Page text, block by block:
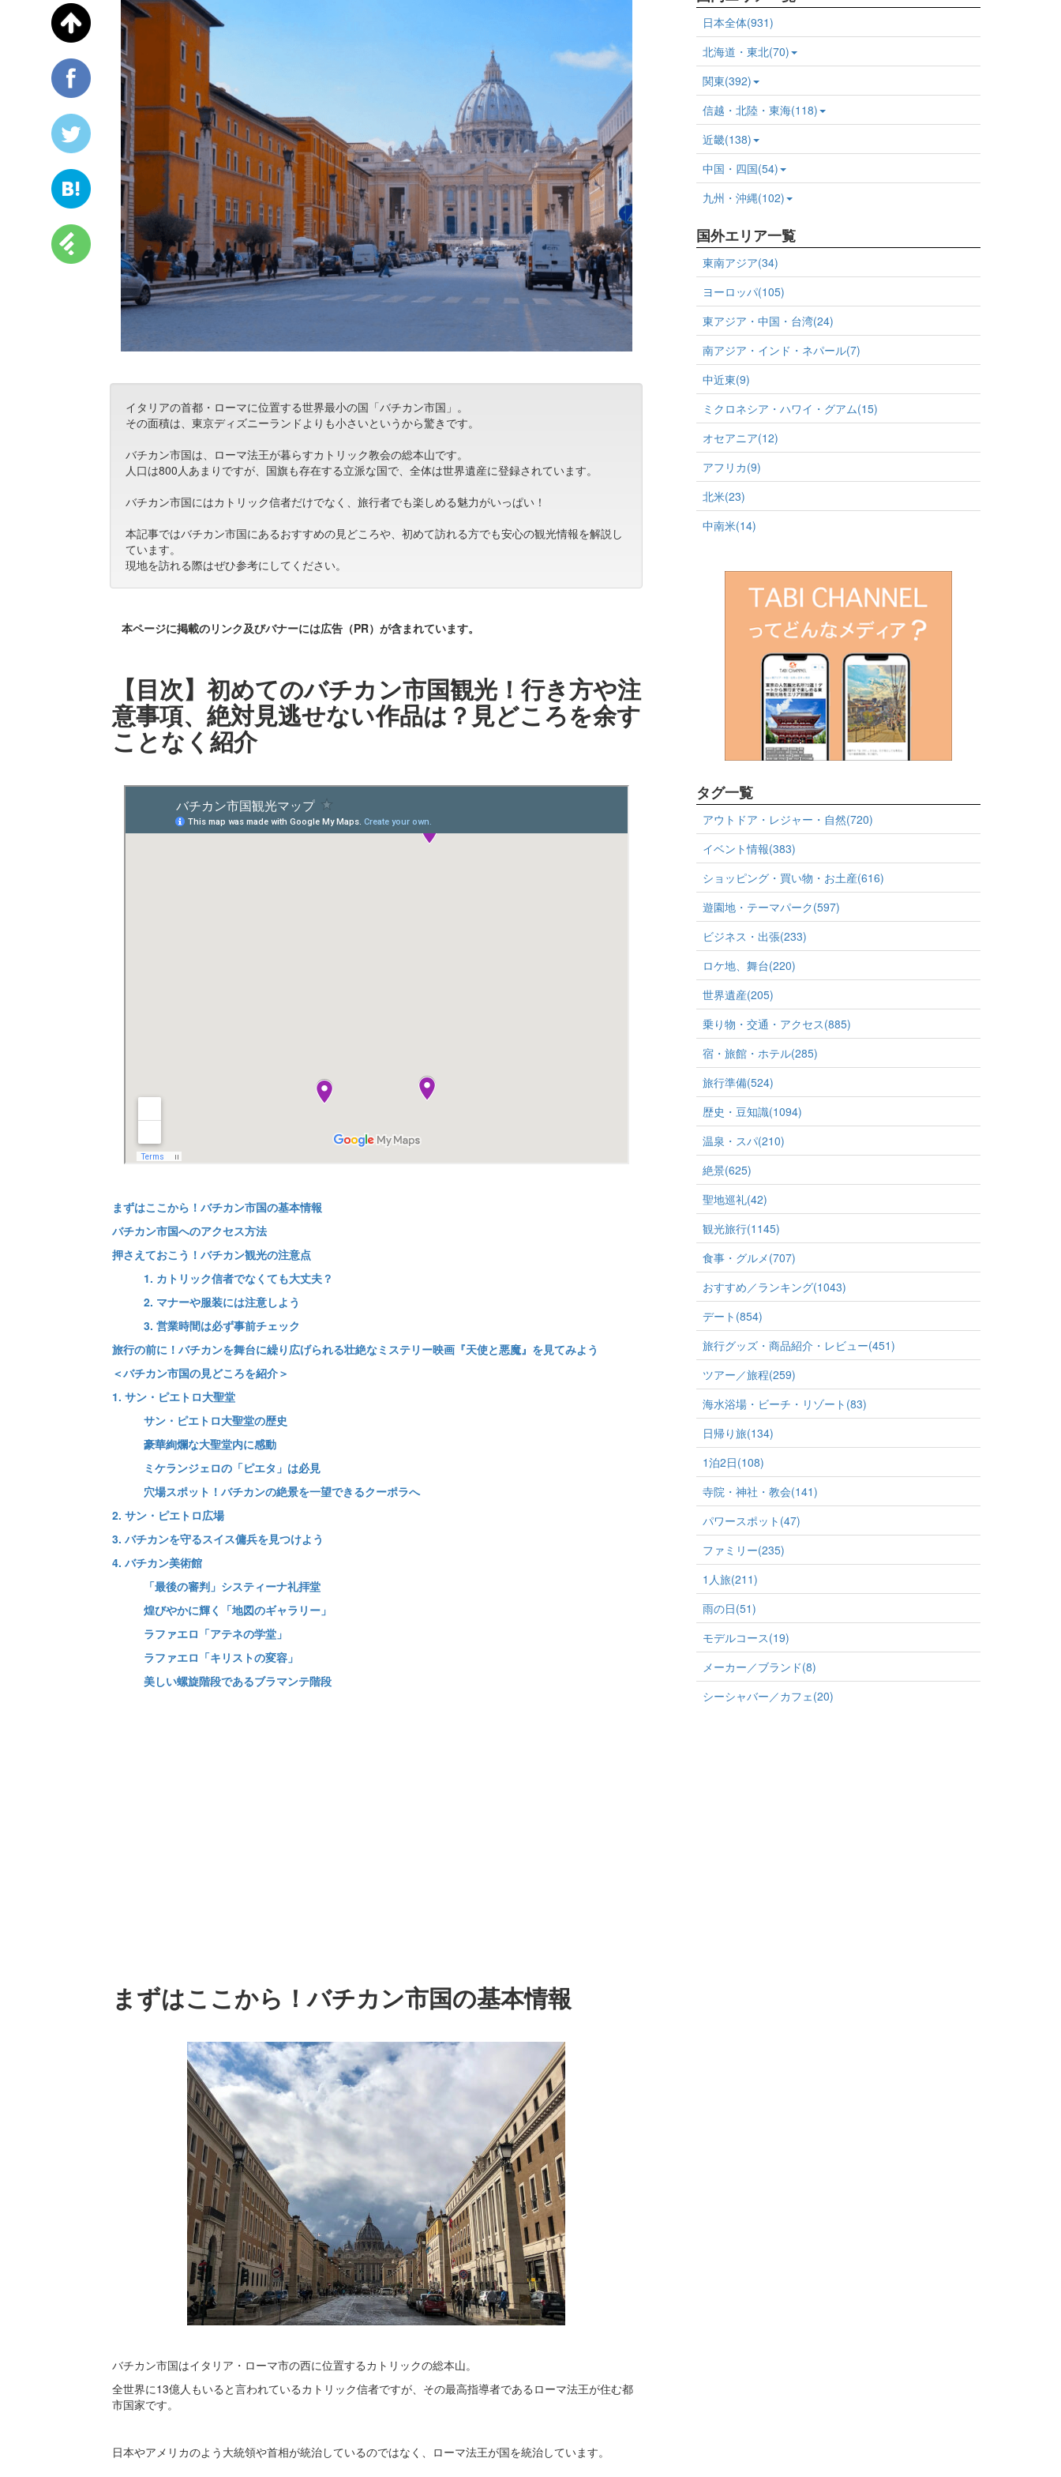
イタリアの首都・ローマに位置する世界最小の国「バチカン市国」。
その面積は、東京ディズニーランドよりも小さいというから驚きです。
バチカン市国は、ローマ法王が暮らすカトリック教会の総本山です。
人口は800人あまりですが、国旗も存在する立派な国で、全体は世界遺産に登録されています。
バチカン市国にはカトリック信者だけでなく、旅行者でも楽しめる魅力がいっぱい！
本記事ではバチカン市国にあるおすすめの見どころや、初めて訪れる方でも安心の観光情報を解説し
ています。
現地を訪れる際はぜひ参考にしてください。
本ページに掲載のリンク及びバナーには広告（PR）が含まれています。
【目次】初めてのバチカン市国観光！行き方や注
意事項、絶対見逃せない作品は？見どころを余す
ことなく紹介
まずはここから！バチカン市国の基本情報
バチカン市国へのアクセス方法
押さえておこう！バチカン観光の注意点
1. カトリック信者でなくても大丈夫？
2. マナーや服装には注意しよう
3. 営業時間は必ず事前チェック
旅行の前に！バチカンを舞台に繰り広げられる壮絶なミステリー映画『天使と悪魔』を見てみよう
＜バチカン市国の見どころを紹介＞
1. サン・ピエトロ大聖堂
サン・ピエトロ大聖堂の歴史
豪華絢爛な大聖堂内に感動
ミケランジェロの「ピエタ」は必見
穴場スポット！バチカンの絶景を一望できるクーポラへ
2. サン・ピエトロ広場
3. バチカンを守るスイス傭兵を見つけよう
4. バチカン美術館
「最後の審判」システィーナ礼拝堂
煌びやかに輝く「地図のギャラリー」
ラファエロ「アテネの学堂」
ラファエロ「キリストの変容」
美しい螺旋階段であるブラマンテ階段
まずはここから！バチカン市国の基本情報
バチカン市国はイタリア・ローマ市の西に位置するカトリックの総本山。
全世界に13億人もいると言われているカトリック信者ですが、その最高指導者であるローマ法王が住む都
市国家です。
日本やアメリカのよう大統領や首相が統治しているのではなく、ローマ法王が国を統治しています。
日本全体(931)
北海道・東北(70)
関東(392)
信越・北陸・東海(118)
近畿(138)
中国・四国(54)
九州・沖縄(102)
国外エリア一覧
東南アジア(34)
ヨーロッパ(105)
東アジア・中国・台湾(24)
南アジア・インド・ネパール(7)
中近東(9)
ミクロネシア・ハワイ・グアム(15)
オセアニア(12)
アフリカ(9)
北米(23)
中南米(14)
タグ一覧
アウトドア・レジャー・自然(720)
イベント情報(383)
ショッピング・買い物・お土産(616)
遊園地・テーマパーク(597)
ビジネス・出張(233)
ロケ地、舞台(220)
世界遺産(205)
乗り物・交通・アクセス(885)
宿・旅館・ホテル(285)
旅行準備(524)
歴史・豆知識(1094)
温泉・スパ(210)
絶景(625)
聖地巡礼(42)
観光旅行(1145)
食事・グルメ(707)
おすすめ／ランキング(1043)
デート(854)
旅行グッズ・商品紹介・レビュー(451)
ツアー／旅程(259)
海水浴場・ビーチ・リゾート(83)
日帰り旅(134)
1泊2日(108)
寺院・神社・教会(141)
パワースポット(47)
ファミリー(235)
1人旅(211)
雨の日(51)
モデルコース(19)
メーカー／ブランド(8)
シーシャバー／カフェ(20)